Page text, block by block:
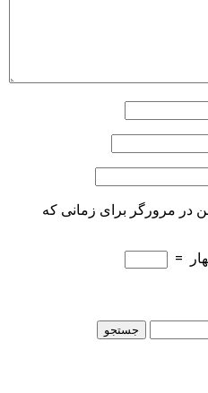
در مرورگر برای زمانی که
=